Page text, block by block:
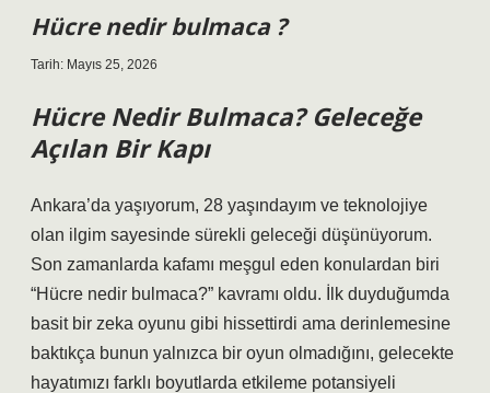
Hücre nedir bulmaca ?
Tarih: Mayıs 25, 2026
Hücre Nedir Bulmaca? Geleceğe
Açılan Bir Kapı
Ankara’da yaşıyorum, 28 yaşındayım ve teknolojiye
olan ilgim sayesinde sürekli geleceği düşünüyorum.
Son zamanlarda kafamı meşgul eden konulardan biri
“Hücre nedir bulmaca?” kavramı oldu. İlk duyduğumda
basit bir zeka oyunu gibi hissettirdi ama derinlemesine
baktıkça bunun yalnızca bir oyun olmadığını, gelecekte
hayatımızı farklı boyutlarda etkileme potansiyeli